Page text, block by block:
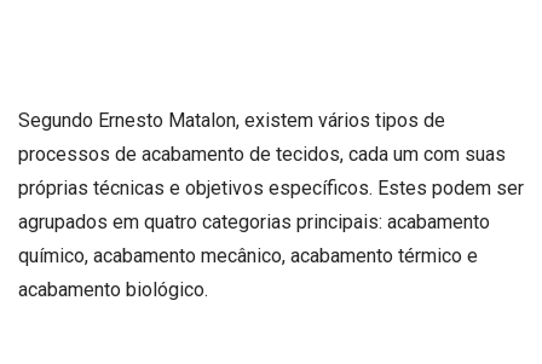
Segundo Ernesto Matalon, existem vários tipos de
processos de acabamento de tecidos, cada um com suas
próprias técnicas e objetivos específicos. Estes podem ser
agrupados em quatro categorias principais: acabamento
químico, acabamento mecânico, acabamento térmico e
acabamento biológico.